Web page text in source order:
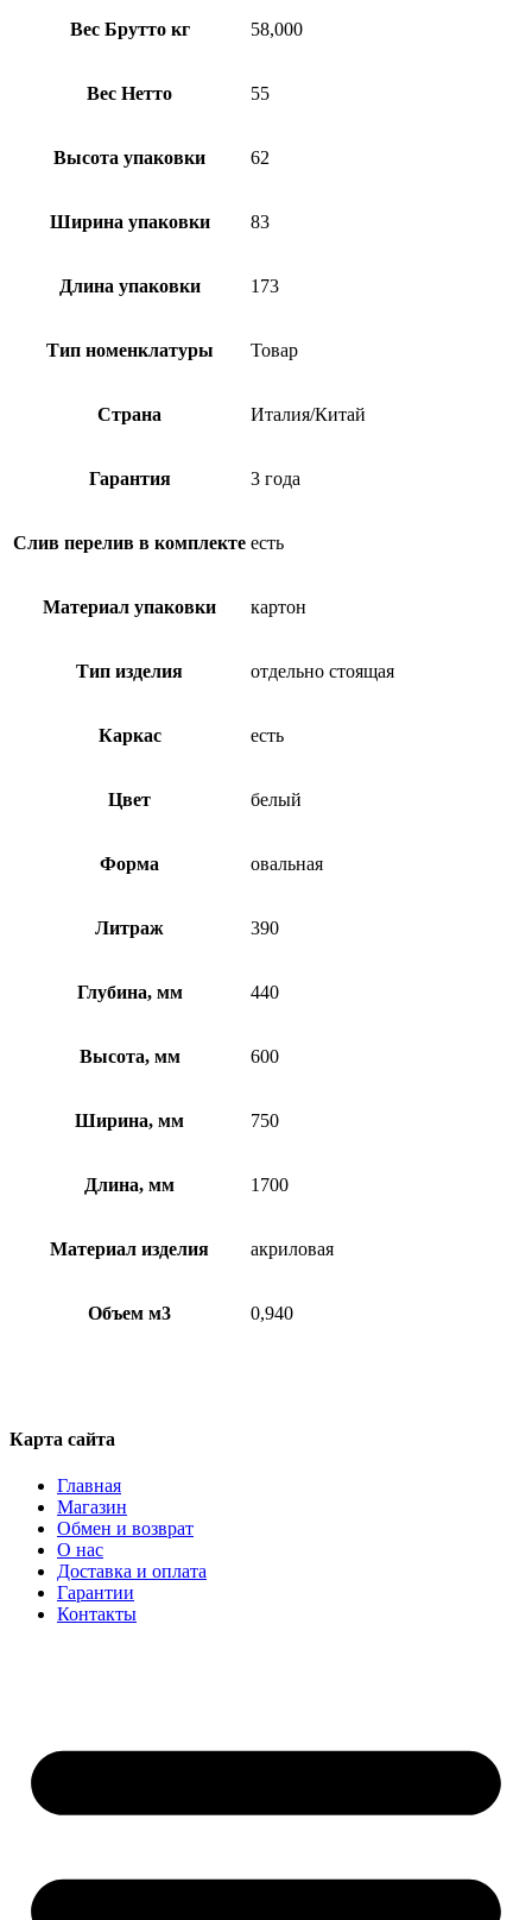
Вес Брутто кг 58,000
Вес Нетто 55
Высота упаковки 62
Ширина упаковки 83
Длина упаковки 173
Тип номенклатуры Товар
Страна Италия/Китай
Гарантия 3 года
Слив перелив в комплекте есть
Материал упаковки картон
Тип изделия отдельно стоящая
Каркас есть
Цвет белый
Форма овальная
Литраж 390
Глубина, мм 440
Высота, мм 600
Ширина, мм 750
Длина, мм 1700
Материал изделия акриловая
Объем м3 0,940
Карта сайта
Главная
Магазин
Обмен и возврат
О нас
Доставка и оплата
Гарантии
Контакты